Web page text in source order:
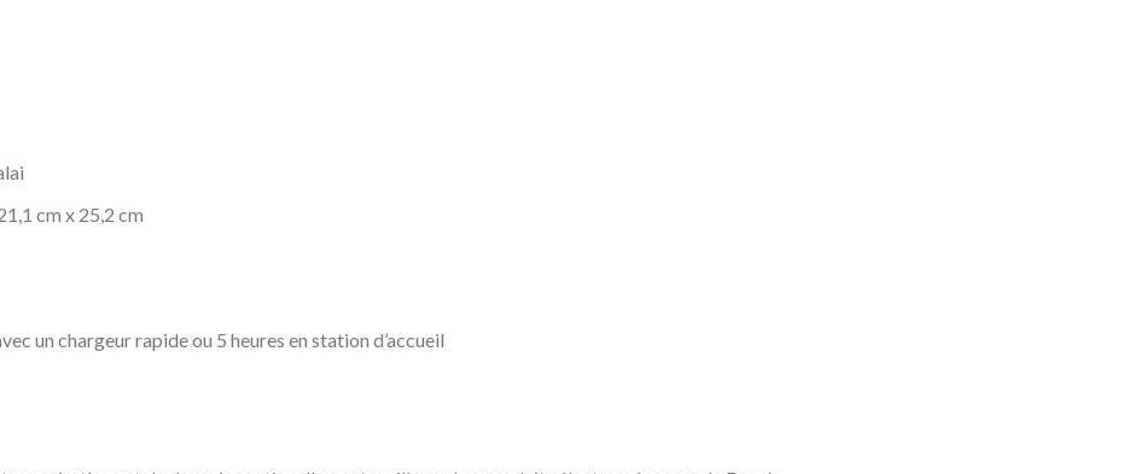
cm x 25,2 cm
un chargeur rapide ou 5 heures en station d’accueil